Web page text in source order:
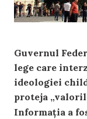
Guvernul
lege care
ideologiei
proteja
Informația a